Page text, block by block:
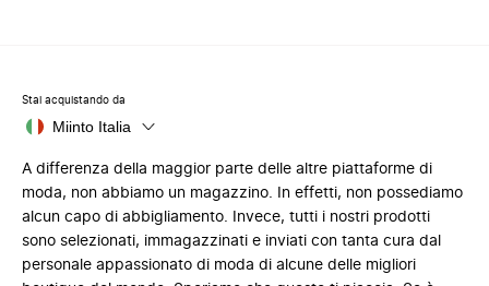
Stai acquistando da
Miinto Italia
A differenza della maggior parte delle altre piattaforme di
moda, non abbiamo un magazzino. In effetti, non possediamo
alcun capo di abbigliamento. Invece, tutti i nostri prodotti
sono selezionati, immagazzinati e inviati con tanta cura dal
personale appassionato di moda di alcune delle migliori